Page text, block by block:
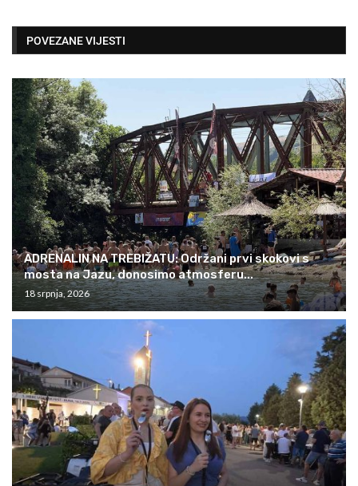
POVEZANE VIJESTI
ADRENALIN NA TREBIŽATU: Održani prvi skokovi s
mosta na Jazu, donosimo atmosferu...
18 srpnja, 2026